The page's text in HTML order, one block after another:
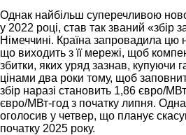
Однак найбільш суперечливою
у 2022 році, став так званий «збір
Німеччині. Країна запровадила цю
що виходить з її мережі, щоб
збитки, яких уряд зазнав, купуючи
цінами два роки тому, щоб
збір наразі становить 1,86 євро/
євро/МВт-год з початку липня.
оголосив у четвер, що планує
початку 2025 року.